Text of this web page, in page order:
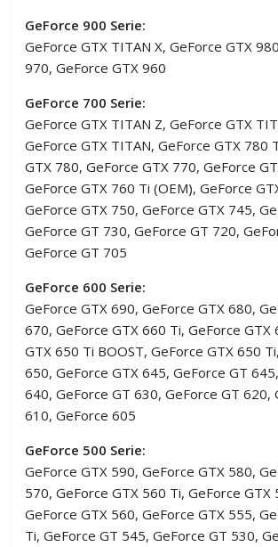
GeForce 900 Serie:
GeForce GTX TITAN X, GeForce GTX
970, GeForce GTX 960
GeForce 700 Serie:
GeForce GTX TITAN Z, GeForce GTX
GeForce GTX TITAN, GeForce GTX 780
GTX 780, GeForce GTX 770, GeForce
GeForce GTX 760 Ti (OEM), GeForce
GeForce GTX 750, GeForce GTX 745,
GeForce GT 730, GeForce GT 720,
GeForce GT 705
GeForce 600 Serie:
GeForce GTX 690, GeForce GTX 680,
670, GeForce GTX 660 Ti, GeForce GTX
GTX 650 Ti BOOST, GeForce GTX 650
650, GeForce GTX 645, GeForce GT
640, GeForce GT 630, GeForce GT 620,
610, GeForce 605
GeForce 500 Serie:
GeForce GTX 590, GeForce GTX 580,
570, GeForce GTX 560 Ti, GeForce GTX
GeForce GTX 560, GeForce GTX 555,
Ti, GeForce GT 545, GeForce GT 530,